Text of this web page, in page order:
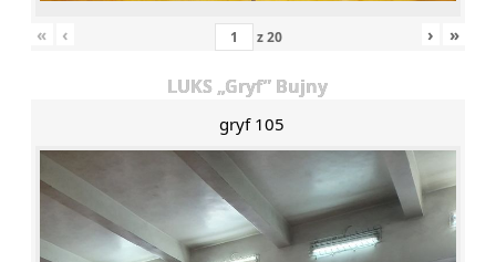
« ‹ z20 › »
LUKS „Gryf” Bujny
gryf 105